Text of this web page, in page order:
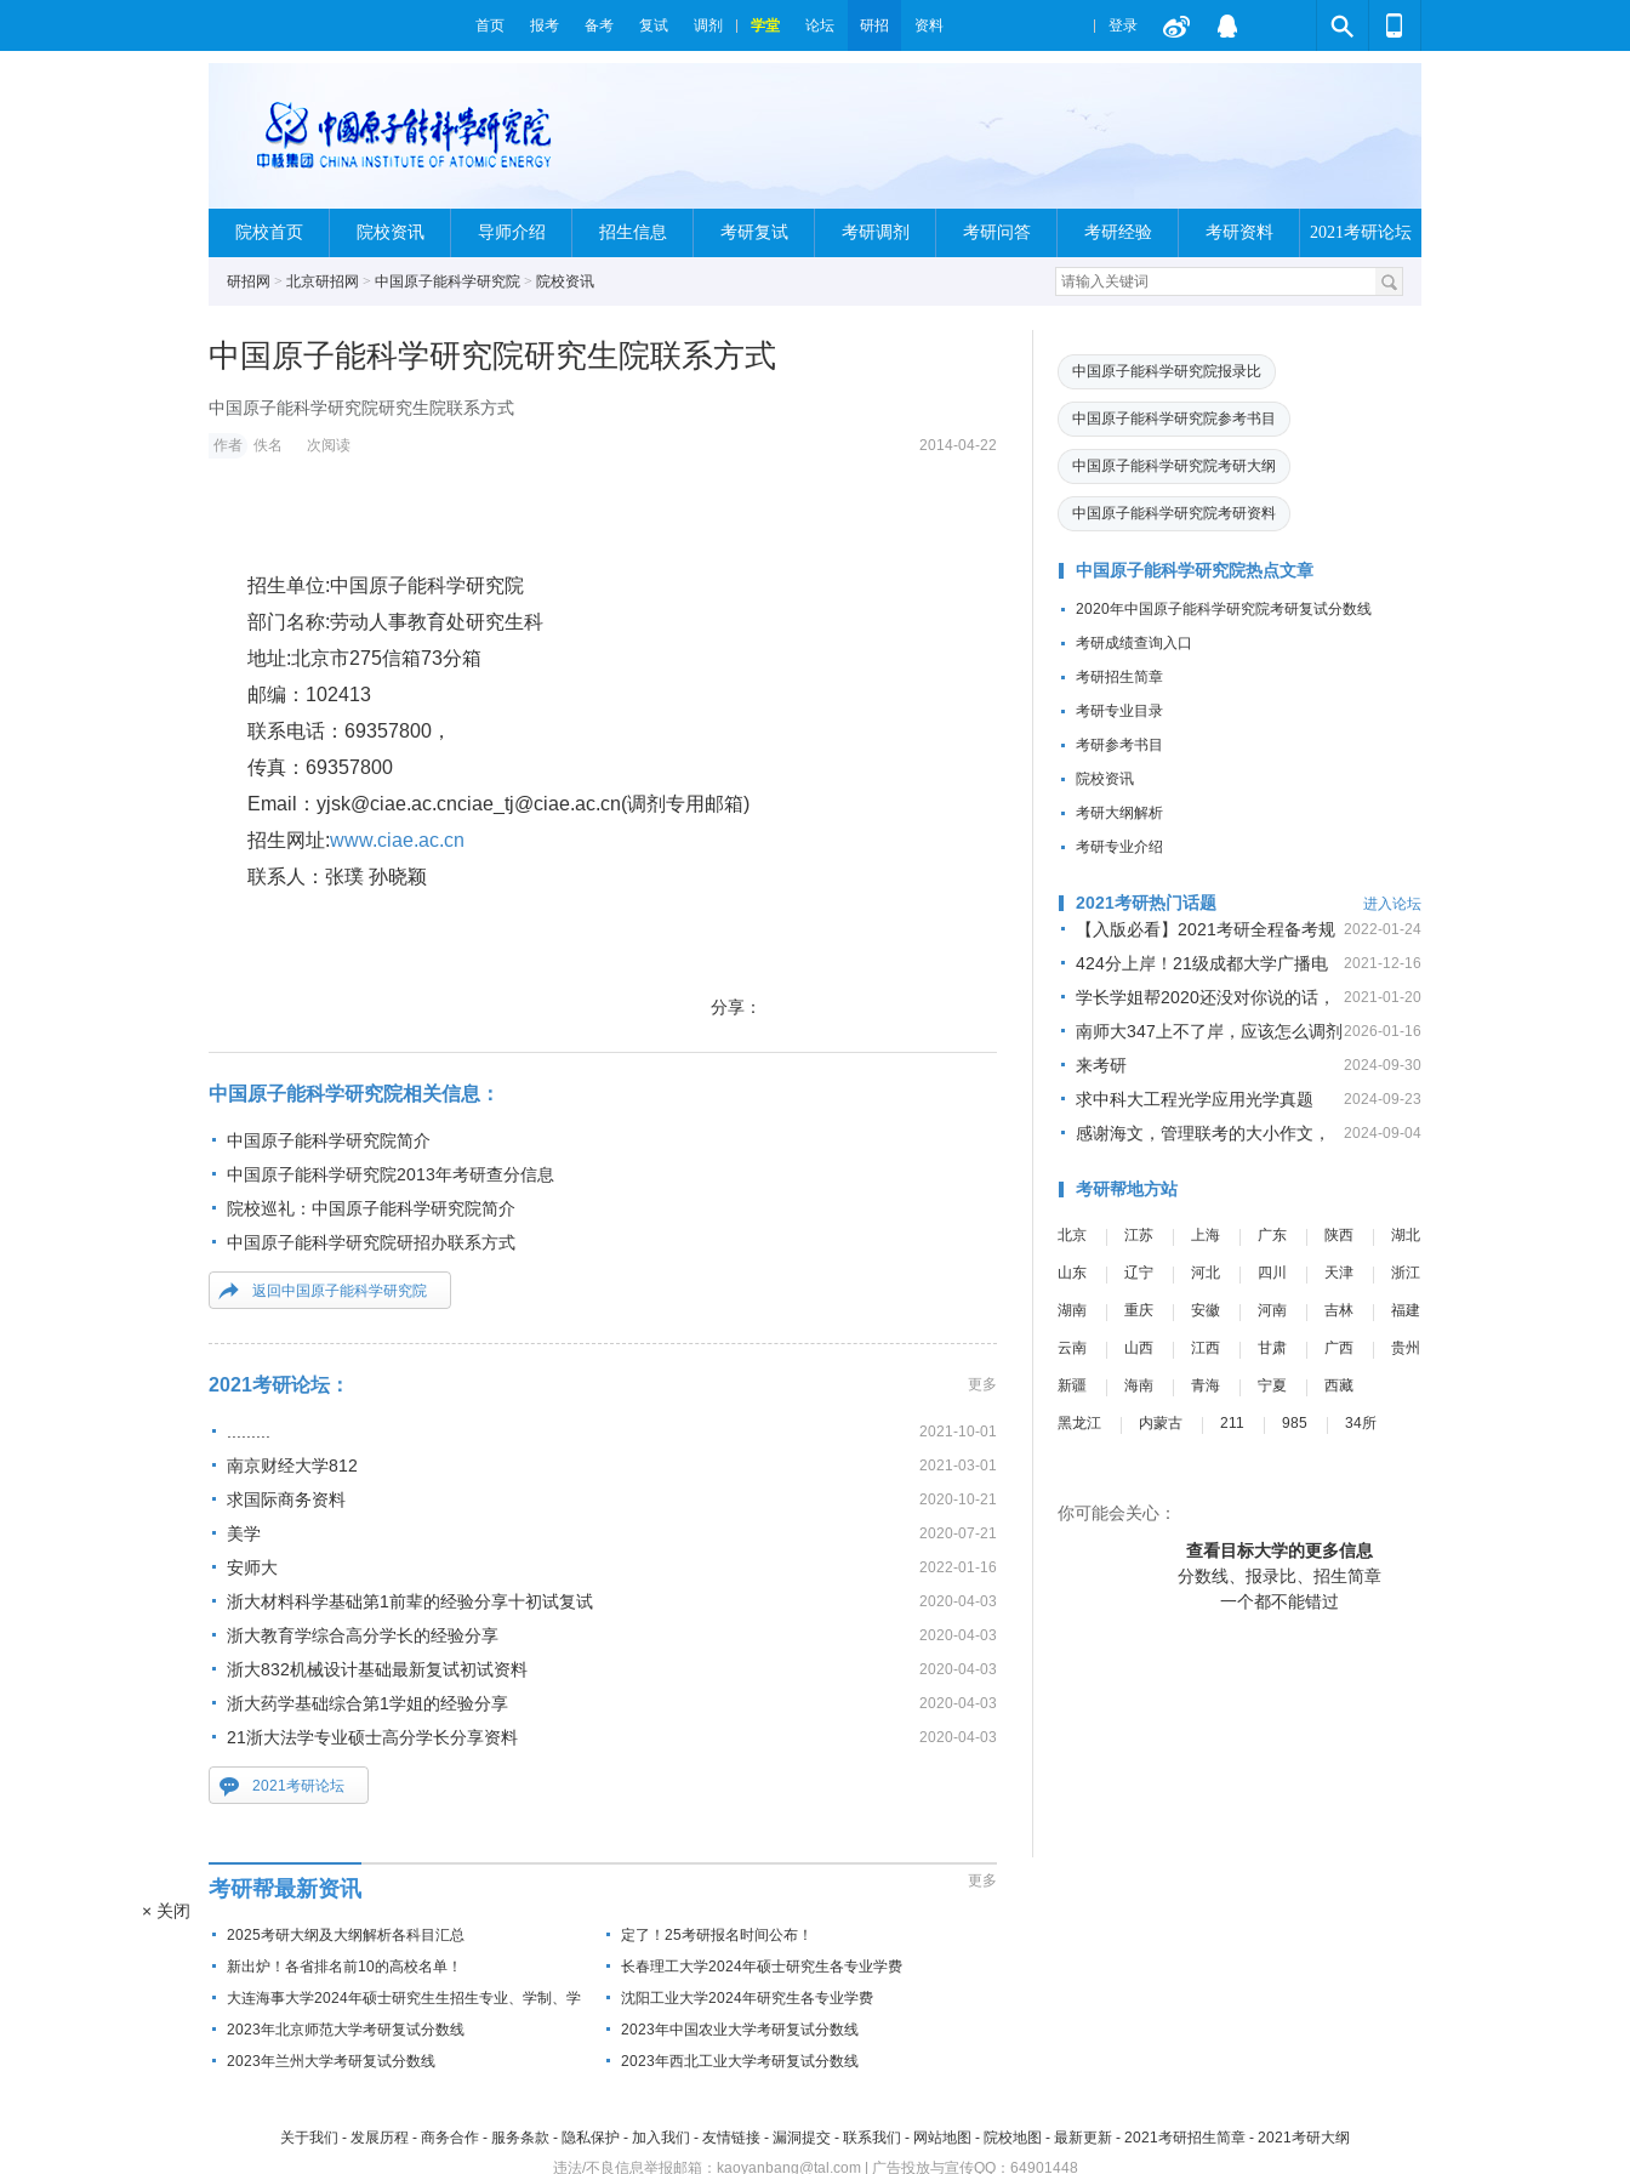
首页 报考 备考 复试 调剂 学堂 论坛 研招 资料 登录
院校首页 院校资讯 导师介绍 招生信息 考研复试 考研调剂 考研问答 考研经验 考研资料 2021考研论坛
研招网 > 北京研招网 > 中国原子能科学研究院 > 院校资讯
中国原子能科学研究院研究生院联系方式
中国原子能科学研究院研究生院联系方式
作者 佚名 次阅读 2014-04-22
招生单位:中国原子能科学研究院
部门名称:劳动人事教育处研究生科
地址:北京市275信箱73分箱
邮编：102413
联系电话：69357800，
传真：69357800
Email：yjsk@ciae.ac.cnciae_tj@ciae.ac.cn(调剂专用邮箱)
招生网址:www.ciae.ac.cn
联系人：张璞 孙晓颖
分享：
中国原子能科学研究院相关信息：
中国原子能科学研究院简介
中国原子能科学研究院2013年考研查分信息
院校巡礼：中国原子能科学研究院简介
中国原子能科学研究院研招办联系方式
返回中国原子能科学研究院
2021考研论坛： 更多
2021-10-01
2021-03-01
南京财经大学812
2020-10-21
求国际商务资料
2020-07-21
美学
2022-01-16
安师大
2020-04-03
浙大材料科学基础第1前辈的经验分享十初试复试
2020-04-03
浙大教育学综合高分学长的经验分享
2020-04-03
浙大832机械设计基础最新复试初试资料
2020-04-03
浙大药学基础综合第1学姐的经验分享
2020-04-03
21浙大法学专业硕士高分学长分享资料
2021考研论坛
考研帮最新资讯 更多
2025考研大纲及大纲解析各科目汇总
定了！25考研报名时间公布！
新出炉！各省排名前10的高校名单！
长春理工大学2024年硕士研究生各专业学费
大连海事大学2024年硕士研究生生招生专业、学制、学
费标准及拟招生人数
沈阳工业大学2024年研究生各专业学费
2023年北京师范大学考研复试分数线
2023年中国农业大学考研复试分数线
2023年兰州大学考研复试分数线
2023年西北工业大学考研复试分数线
中国原子能科学研究院报录比
中国原子能科学研究院参考书目
中国原子能科学研究院考研大纲
中国原子能科学研究院考研资料
中国原子能科学研究院热点文章
2020年中国原子能科学研究院考研复试分数线
考研成绩查询入口
考研招生简章
考研专业目录
考研参考书目
院校资讯
考研大纲解析
考研专业介绍
2021考研热门话题
进入论坛
2022-01-24
【入版必看】2021考研全程备考规
划！
2021-12-16
424分上岸！21级成都大学广播电
视第1名三跨二战上岸经
2021-01-20
学长学姐帮2020还没对你说的话，
今天这就告诉你
2026-01-16
南师大347上不了岸，应该怎么调剂
2024-09-30
来考研
2024-09-23
求中科大工程光学应用光学真题
2024-09-04
感谢海文，管理联考的大小作文，
考研帮地方站
北京 江苏 上海 广东 陕西 湖北
山东 辽宁 河北 四川 天津 浙江
湖南 重庆 安徽 河南 吉林 福建
云南 山西 江西 甘肃 广西 贵州
新疆 海南 青海 宁夏 西藏
黑龙江 内蒙古 211 985 34所
你可能会关心：
查看目标大学的更多信息
分数线、报录比、招生简章
一个都不能错过
关于我们 - 发展历程 - 商务合作 - 服务条款 - 隐私保护 - 加入我们 - 友情链接 - 漏洞提交 - 联系我们 - 网站地图 - 院校地图 - 最新更新 - 2021考研招生简章 - 2021考研大纲
违法/不良信息举报邮箱：kaoyanbang@tal.com | 广告投放与宣传QQ：64901448
× 关闭